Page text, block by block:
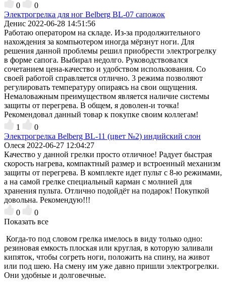
0
0
Электрогрелка для ног Belberg BL-07 сапожок
Денис 2022-06-28 14:51:56
Работаю оператором на складе. Из-за продолжительного
нахождения за компьютером иногда мёрзнут ноги. Для
решения данной проблемы решил приобрести электрогрелку
в форме сапога. Выбирал недолго. Руководствовался
сочетанием цена-качество и удобством использования. Со
своей работой справляется отлично. 3 режима позволяют
регулировать температуру опираясь на свои ощущения.
Немаловажным преимуществом является наличие системы
защиты от перегрева. В общем, я доволен-и точка!
Рекомендовал данный товар к покупке своим коллегам!
1
0
Электрогрелка Belberg BL-11 (цвет №2) индийский слон
Олеся 2022-06-27 12:04:27
Качество у данной грелки просто отличное! Радует быстрая
скорость нагрева, компактный размер и встроенный механизм
защиты от перегрева. В комплекте идет пульт с 8-ю режимами,
а на самой грелке специальный карман с молнией для
хранения пульта. Отлично подойдёт на подарок! Покупкой
довольна. Рекомендую!!!
0
0
Показать все
Когда-то под словом грелка имелось в виду только одно:
резиновая емкость плоская или круглая, в которую заливали
кипяток, чтобы согреть ноги, положить на спину, на живот
или под шею. На смену им уже давно пришли электрогрелки.
Они удобные и долговечные.